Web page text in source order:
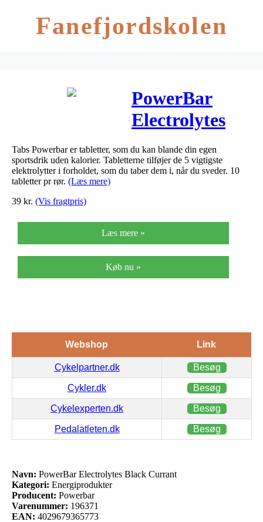
Fanefjordskolen
PowerBar
Electrolytes
Black Currant
Tabs Powerbar er tabletter, som du kan blande din egen
sportsdrik uden kalorier. Tabletterne tilføjer de 5 vigtigste
elektrolytter i forholdet, som du taber dem i, når du sveder. 10
tabletter pr rør. (Læs mere)
39 kr. (Vis fragtpris)
Læs mere »
Køb nu »
Webshop Link
Cykelpartner.dk Besøg
Cykler.dk Besøg
Cykelexperten.dk Besøg
Pedalatleten.dk Besøg
Navn: PowerBar Electrolytes Black Currant
Kategori: Energiprodukter
Producent: Powerbar
Varenummer: 196371
EAN: 4029679365773